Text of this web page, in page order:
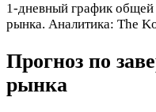
1-дневный график общей
рынка. Аналитика: The
Прогноз по
рынка